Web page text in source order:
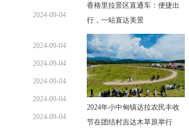
2024-09-04
2024-09-04
2024-09-04
2024-09-04
2024-09-04
2024-09-04
香格里拉景区直通车：便捷出
行，一站直达美景
2024年小中甸镇达拉农民丰收
节在团结村吉达木草原举行